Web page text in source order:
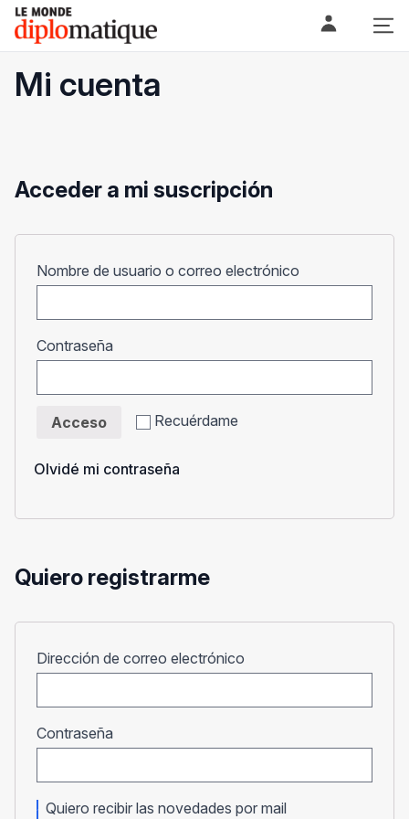
Skip
content
Le monde diplomatique
Mi cuenta
Acceder a mi suscripción
Nombre de usuario o correo electrónico
Contraseña
Recuérdame
Acceso
Olvidé mi contraseña
Quiero registrarme
Dirección de correo electrónico
Contraseña
Quiero recibir las novedades por mail